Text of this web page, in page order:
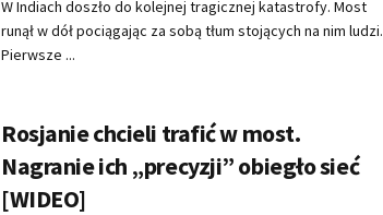
W Indiach doszło do kolejnej tragicznej katastrofy. Most
runął w dół pociągając za sobą tłum stojących na nim ludzi.
Pierwsze ...
Rosjanie chcieli trafić w most.
Nagranie ich „precyzji” obiegło sieć
[WIDEO]